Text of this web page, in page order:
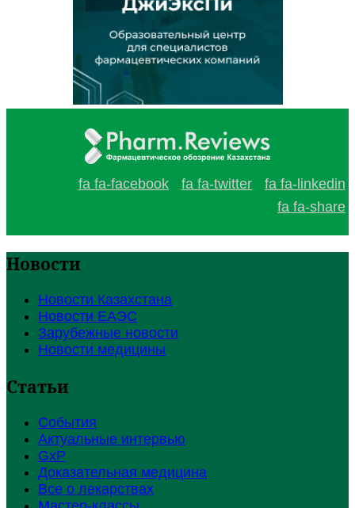
fa fa-facebook fa fa-twitter
fa fa-linkedin
fa fa-share
Новости
Новости Казахстана
Новости ЕАЭС
Зарубежные новости
Новости медицины
Статьи
События
Актуальные интервью
GxP
Доказательная медицина
Все о лекарствах